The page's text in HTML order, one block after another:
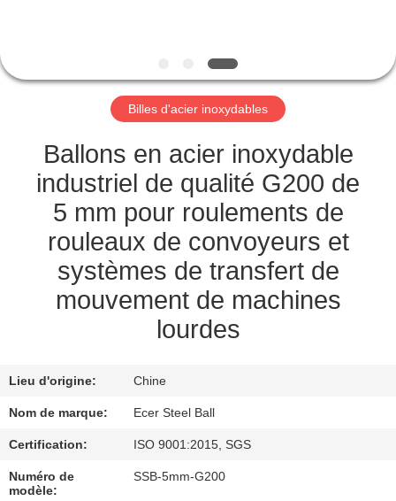
DE
CONTACTEZ-
NOUS
NOUVELLES
UNE
CITATION
Billes d'acier inoxydables
Ballons en acier inoxydable
industriel de qualité G200 de
5 mm pour roulements de
rouleaux de convoyeurs et
systèmes de transfert de
mouvement de machines
lourdes
Lieu d'origine: Chine
Nom de marque: Ecer Steel Ball
Certification: ISO 9001:2015, SGS
Numéro de
modèle:
SSB-5mm-G200